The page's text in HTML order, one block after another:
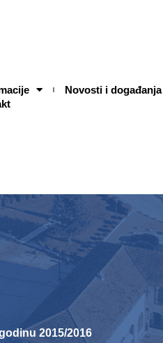
Novosti i događanja
2015/2016